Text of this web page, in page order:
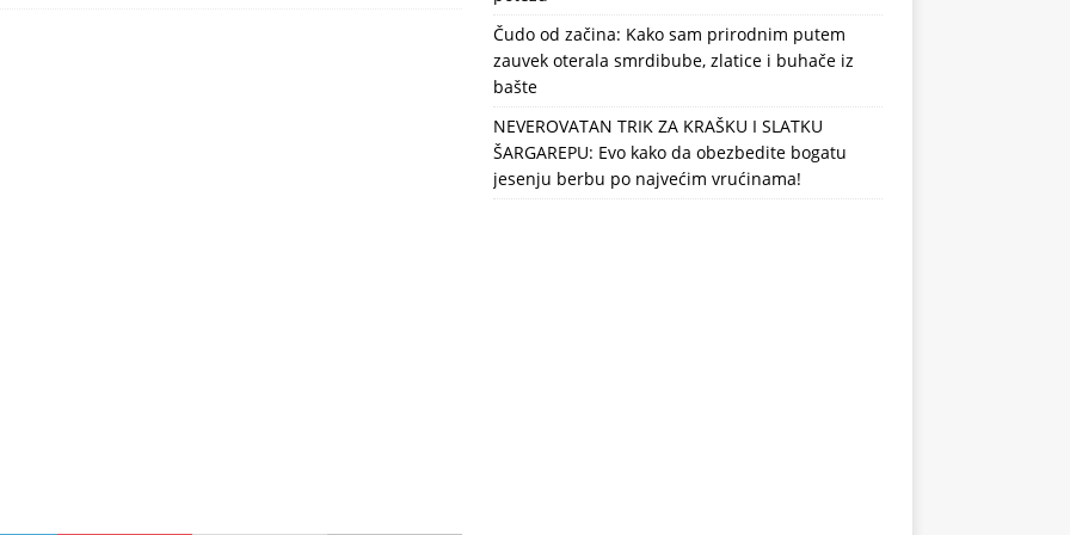
Čudo od začina: Kako sam prirodnim putem
zauvek oterala smrdibube, zlatice i buhače iz
bašte
NEVEROVATAN TRIK ZA KRAŠKU I SLATKU
ŠARGAREPU: Evo kako da obezbedite bogatu
jesenju berbu po najvećim vrućinama!